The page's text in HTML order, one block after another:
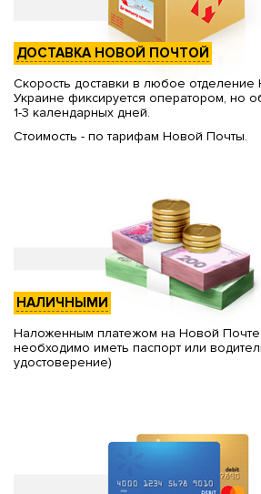
ДОСТАВКА НОВОЙ ПОЧТОЙ
Скорость доставки в любое отделение
Украине фиксируется оператором, но
1-3 календарных дней.
Стоимость - по тарифам Новой Почты.
НАЛИЧНЫМИ
Наложенным платежом на Новой
необходимо иметь паспорт или
удостоверение)